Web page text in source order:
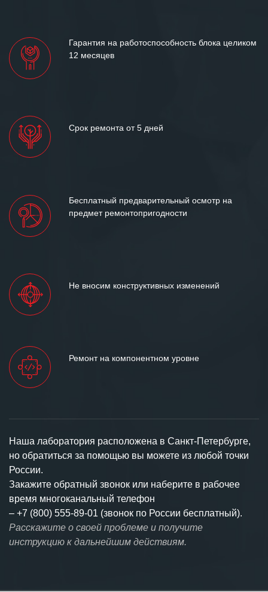
Гарантия на работоспособность блока целиком
12 месяцев
Срок ремонта от 5 дней
Бесплатный предварительный осмотр на
предмет ремонтопригодности
Не вносим конструктивных изменений
Ремонт на компонентном уровне
Наша лаборатория расположена в Санкт-Петербурге,
но обратиться за помощью вы можете из любой точки
России.
Закажите обратный звонок или наберите в рабочее
время многоканальный телефон
– +7 (800) 555-89-01 (звонок по России бесплатный).
Расскажите о своей проблеме и получите
инструкцию к дальнейшим действиям.